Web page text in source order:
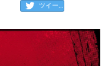
ツイート